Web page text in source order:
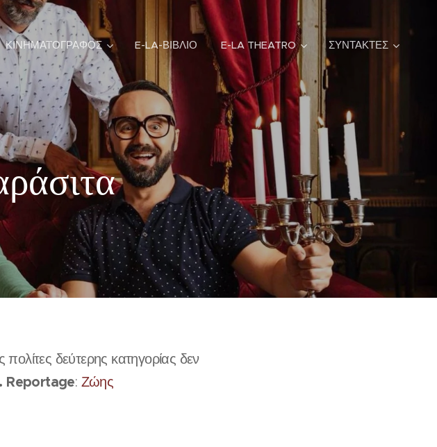
ΚΙΝΗΜΑΤΟΓΡΑΦΟΣ E-LA-ΒΙΒΛΙΟ E-LA THEATRO ΣΥΝΤΑΚΤΕΣ
πολίτες δεύτερης κατηγορίας δεν
Reportage: Ζώης